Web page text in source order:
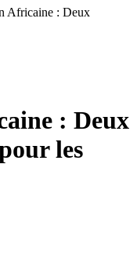
Africaine : Deux
: Deux
les